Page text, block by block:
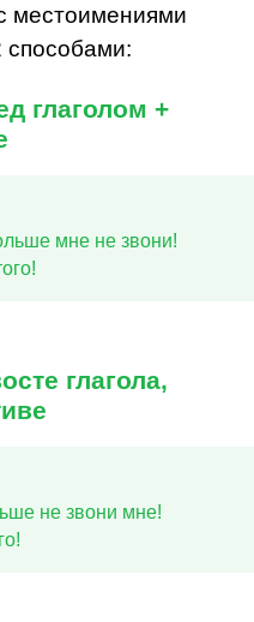
местоимениями
глаголом +
мне не звони!
глагола,
не звони мне!